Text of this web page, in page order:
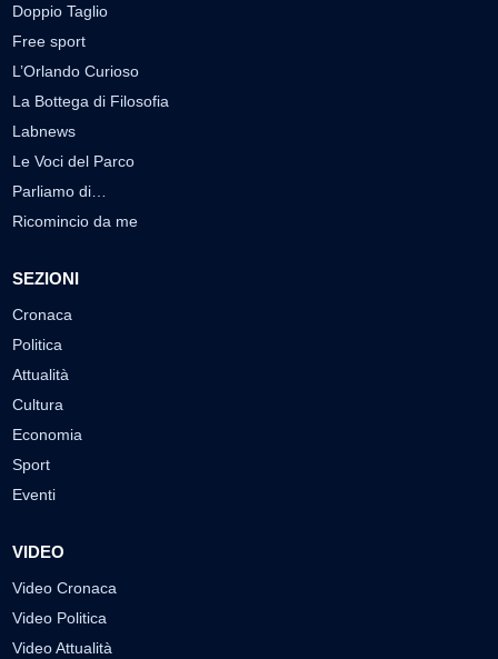
Doppio Taglio
Free sport
L’Orlando Curioso
La Bottega di Filosofia
Labnews
Le Voci del Parco
Parliamo di…
Ricomincio da me
SEZIONI
Cronaca
Politica
Attualità
Cultura
Economia
Sport
Eventi
VIDEO
Video Cronaca
Video Politica
Video Attualità